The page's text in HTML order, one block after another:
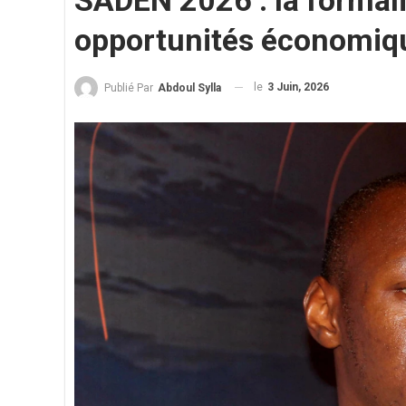
opportunités
Publié Par Abdoul Sylla le 3 Juin, 2026